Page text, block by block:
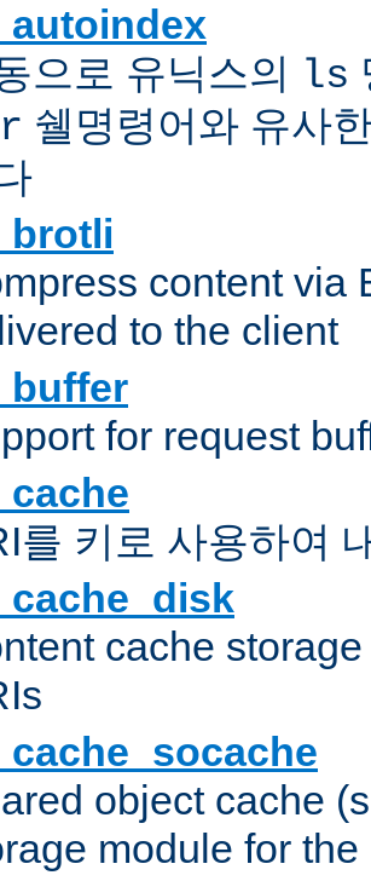
으로 유닉스의 ls
쉘명령어와 유사
content via
to the client
for request
를 키로 사용하여
cache
object cache
module for